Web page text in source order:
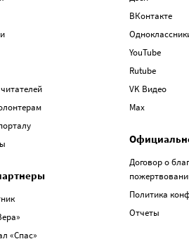
«Спас»
ВКонтакте
YouTube
Rutube
VK Видео
Max
Договор о
Политика
Отчеты